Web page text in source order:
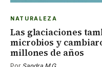
NATURALEZA
Las glaciaciones
microbios y
millones de años